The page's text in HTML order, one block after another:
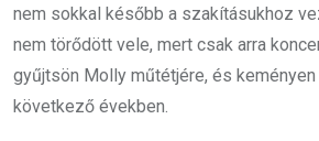
nem sokkal később a szakításukhoz
nem törődött vele, mert csak arra
gyűjtsön Molly műtétjére, és
következő években.